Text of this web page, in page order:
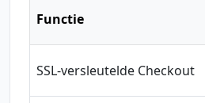
Functie
SSL-versleutelde Checkout